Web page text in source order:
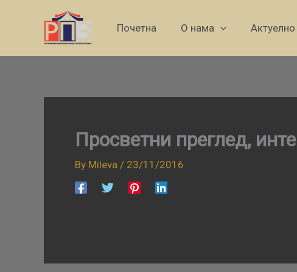
Почетна О нама Актуелно
Просветни преглед,
By Mileva / 23/11/2016